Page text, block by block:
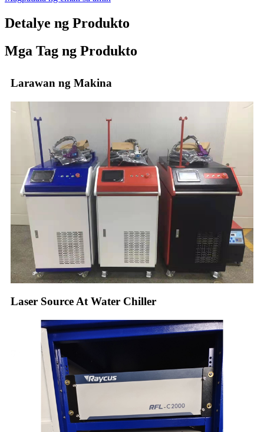
Detalye ng Produkto
Mga Tag ng Produkto
Larawan ng Makina
Laser Source At Water Chiller